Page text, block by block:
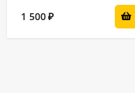
1 500₽